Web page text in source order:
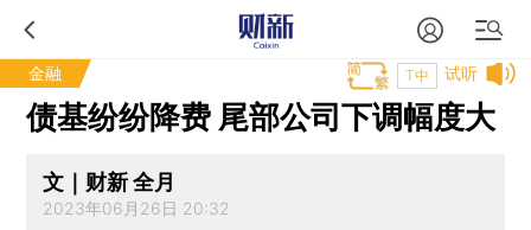
金融 试听
T中
债基纷纷降费 尾部公司下调幅度大
文｜财新 全月
2023年06月26日 20:32